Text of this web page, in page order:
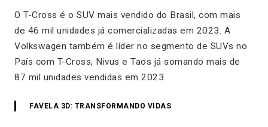
O T-Cross é o SUV mais vendido do Brasil, com mais
de 46 mil unidades já comercializadas em 2023. A
Volkswagen também é líder no segmento de SUVs no
País com T-Cross, Nivus e Taos já somando mais de
87 mil unidades vendidas em 2023.
FAVELA 3D: TRANSFORMANDO VIDAS